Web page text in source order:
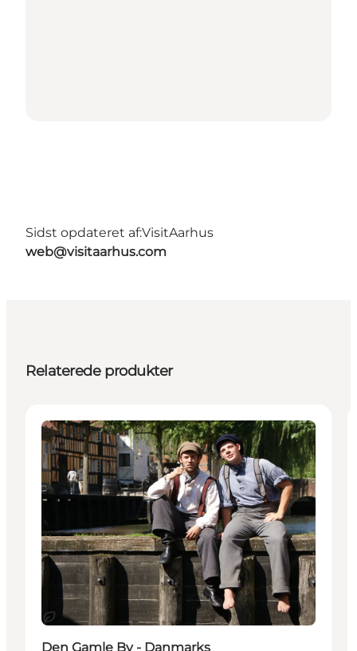
Sidst opdateret af:VisitAarhus
web@visitaarhus.com
Relaterede produkter
Bæredygtige oplevelser
Attraktioner
Den Gamle By - Danmarks